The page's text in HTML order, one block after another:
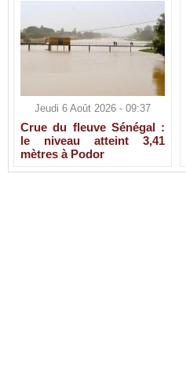
Jeudi 6 Août 2026 - 09:37
Crue du fleuve Sénégal :
le niveau atteint 3,41
mètres à Podor